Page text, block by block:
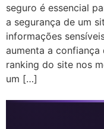
seguro é essencial
a segurança de um
informações
aumenta a
ranking do site nos
um […]